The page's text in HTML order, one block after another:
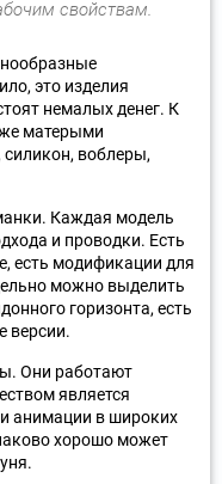
свойствам.
это изделия
немалых денег. К
матерыми
воблеры,
Каждая модель
и проводки. Есть
есть модификации для
можно выделить
горизонта, есть
версии.
Они работают
является
анимации в широких
хорошо может